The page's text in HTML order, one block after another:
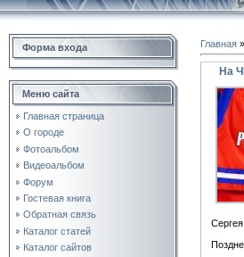
Форма входа
Меню сайта
Главная страница
О городе
Фотоальбом
Видеоальбом
Форум
Гостевая книга
Обратная связь
Каталог статей
Каталог сайтов
Главная »
На